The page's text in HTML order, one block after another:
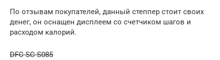
По отзывам покупателей, данный степпер стоит своих
денег, он оснащен дисплеем со счетчиком шагов и
расходом калорий.
DFC SC-S085